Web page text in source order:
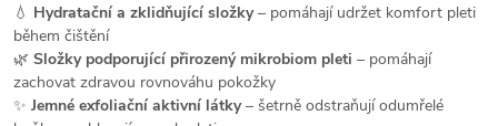
💧 Hydratační a zklidňující složky– pomáhají udržet komfort pleti
během čištění
🌿 Složky podporující přirozený mikrobiom pleti – pomáhají
zachovat zdravou rovnováhu pokožky
✨ Jemné exfoliační aktivní látky– šetrně odstraňují odumřelé